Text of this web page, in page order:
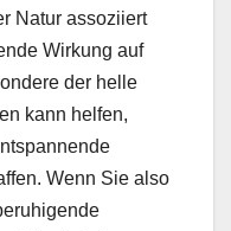
Natur assoziiert
Wirkung auf
der helle
kann helfen,
Wenn Sie also